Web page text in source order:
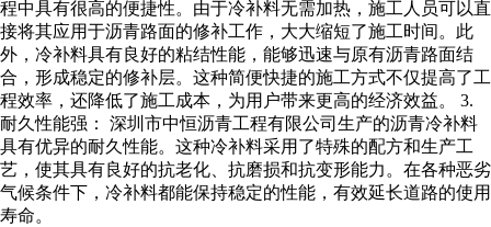
程中具有很高的便捷性。由于冷补料无需加热，施工人员可以直
接将其应用于沥青路面的修补工作，大大缩短了施工时间。此
外，冷补料具有良好的粘结性能，能够迅速与原有沥青路面结
合，形成稳定的修补层。这种简便快捷的施工方式不仅提高了工
程效率，还降低了施工成本，为用户带来更高的经济效益。 3.
耐久性能强： 深圳市中恒沥青工程有限公司生产的沥青冷补料
具有优异的耐久性能。这种冷补料采用了特殊的配方和生产工
艺，使其具有良好的抗老化、抗磨损和抗变形能力。在各种恶劣
气候条件下，冷补料都能保持稳定的性能，有效延长道路的使用
寿命。